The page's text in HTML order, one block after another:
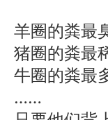
羊圈的粪最
猪圈的粪最
牛圈的粪最
……